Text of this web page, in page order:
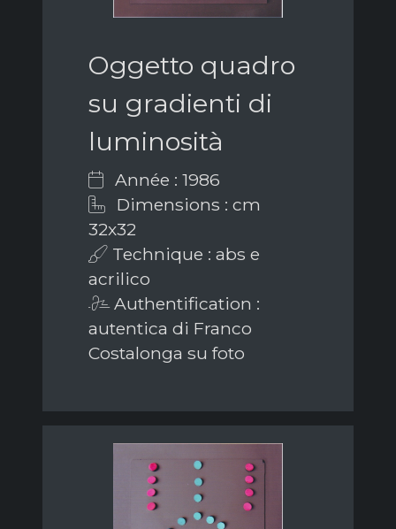
Oggetto quadro
su gradienti di
luminosità
Année : 1986
Dimensions : cm
32x32
Technique : abs e
acrilico
Authentification :
autentica di Franco
Costalonga su foto